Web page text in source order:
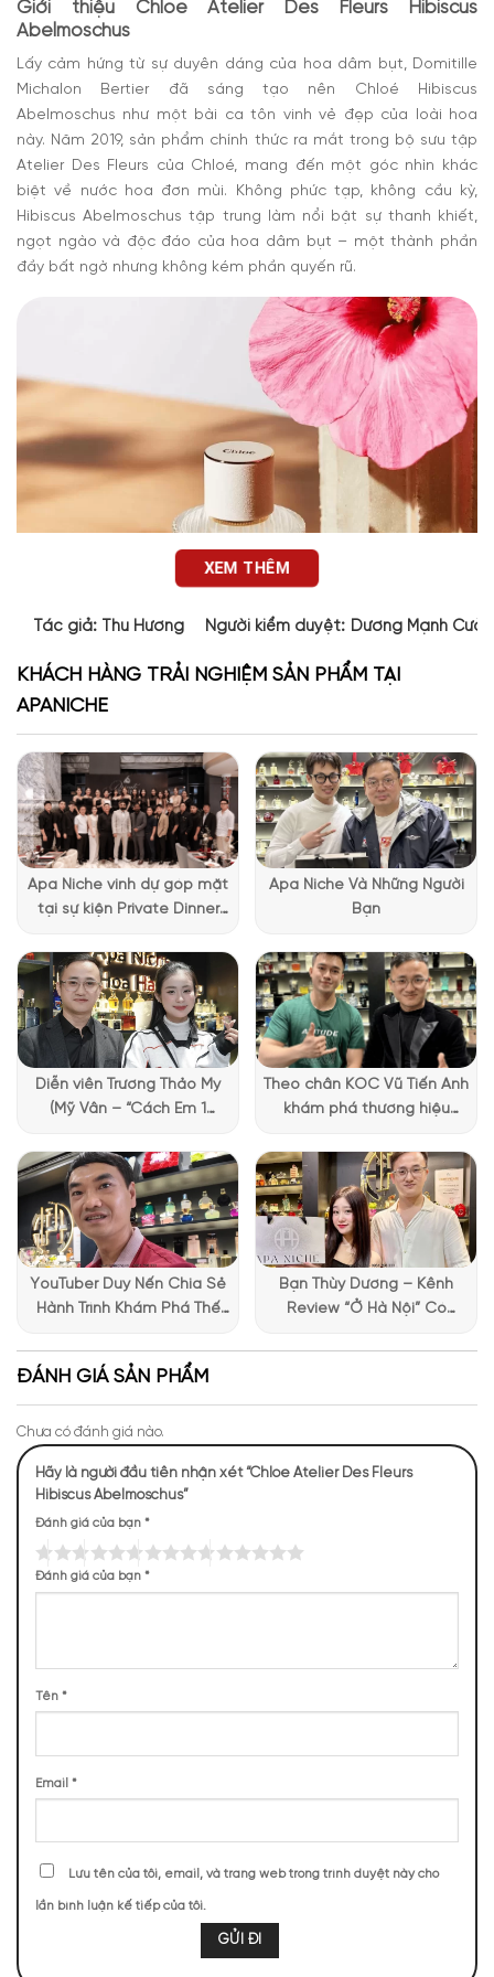
Giới thiệu Chloe Atelier Des Fleurs Hibiscus
Abelmoschus
Lấy cảm hứng từ sự duyên dáng của hoa dâm bụt, Domitille
Michalon Bertier đã sáng tạo nên Chloé Hibiscus
Abelmoschus như một bài ca tôn vinh vẻ đẹp của loài hoa
này. Năm 2019, sản phẩm chính thức ra mắt trong bộ sưu tập
Atelier Des Fleurs của Chloé, mang đến một góc nhìn khác
biệt về nước hoa đơn mùi. Không phức tạp, không cầu kỳ,
Hibiscus Abelmoschus tập trung làm nổi bật sự thanh khiết,
ngọt ngào và độc đáo của hoa dâm bụt – một thành phần
đầy bất ngờ nhưng không kém phần quyến rũ.
Thiết kế của Hibiscus Abelmoschus Chloé
Atelier Des Fleurs Hibiscus Abelmoschus sở hữu thiết kế chuẩn
mực của dòng Atelier Des Fleurs với vẻ ngoài tinh giản nhưng
sang trọng. Thân chai được chế tác từ thủy tinh trong suốt, để
lộ tinh chất màu vàng nhạt bên trong, tạo nên cảm giác
gợi liên tưởng đến những cánh hoa dâm bụt mềm mại, còn
nắp chai bọc lớp giả da màu trắng ngà điểm thêm viền kim
loại ánh vàng mang lại nét thanh lịch vượt thời gian. Chính
thiết kế này đã phần nào truyền tải được triết lý tối giản đầy
tao nhã của thương hiệu Chloé.
Mùi hương của Chloé Hibiscus Abelmoschus
THỰC TẾ
104 (100,00%)
Chloe Hibiscus Abelmoschus chạm đến trái tim người dùng
ngay từ giây phút đầu tiên nhờ hương hoa dâm bụt sáng
XEM THÊM
Tác giả: Thu Hương Người kiểm duyệt: Dương Mạnh
KHÁCH HÀNG TRẢI NGHIỆM SẢN PHẨM TẠI
APANICHE
Apa Niche vinh dự góp mặt
tại sự kiện Private Dinner
Vietnam
Apa Niche Và Những Người
Bạn
Diễn viên Trương Thảo My
(Mỹ Vân – “Cách Em 1
chia sẻ trải nghiệm chọn
nước hoa đầy thú vị
Theo chân KOC Vũ Tiến Anh
khám phá thương hiệu
YouTuber Duy Nến Chia Sẻ
Hành Trình Khám Phá Thế
Bạn Thùy Dương – Kênh
Review “Ở Hà Nội” Có
ĐÁNH GIÁ SẢN PHẨM
Chưa có đánh giá nào.
Hãy là người đầu tiên nhận xét “Chloe Atelier Des Fleurs
Hibiscus Abelmoschus”
Đánh giá của bạn *
Đánh giá của bạn *
Tên *
Email *
Lưu tên của tôi, email, và trang web trong trình duyệt này cho
lần bình luận kế tiếp của tôi.